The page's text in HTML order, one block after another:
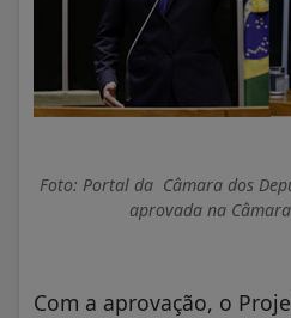
Foto: Portal da Câmara dos
aprovada na
Com a aprovação, o